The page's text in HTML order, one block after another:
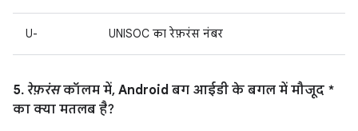
U- UNISOC का रेफ़रंस नंबर
5. रेफ़रंसकॉलम में, Android बग आईडी के बगल में मौजूद *
का क्या मतलब है?